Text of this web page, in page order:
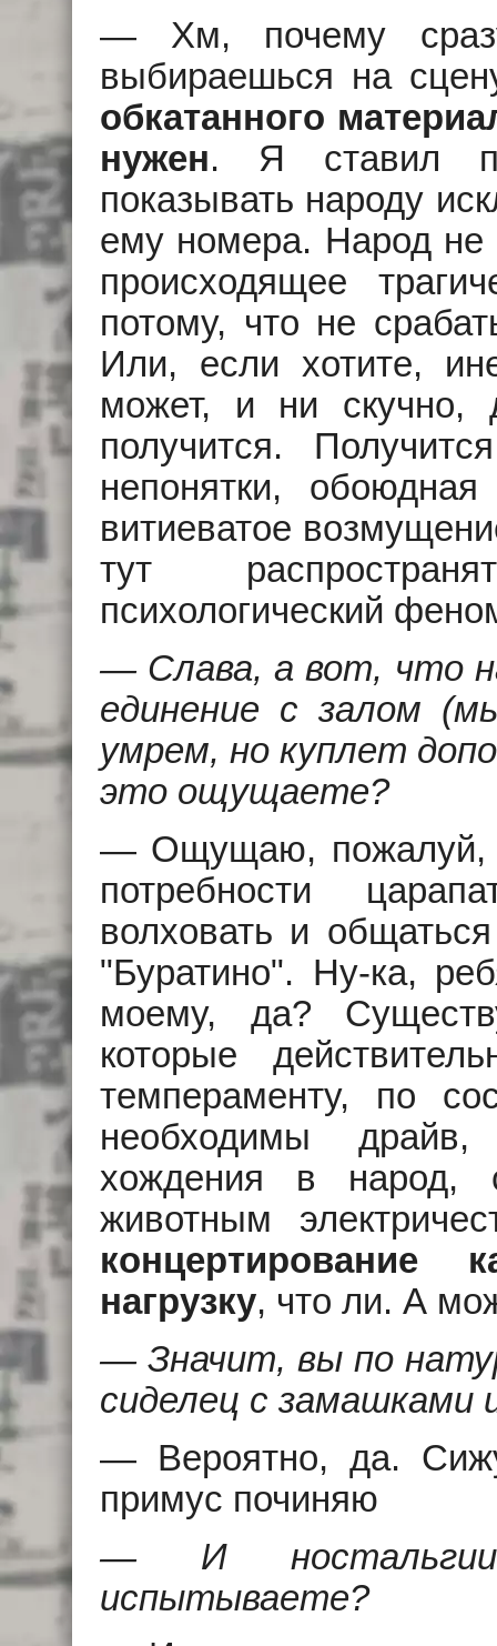
— Хм, почему
выбираешься на
обкатанного
нужен. Я ставил
показывать народу
ему номера. Hарод не
происходящее
потому, что не
Или, если хотите,
может, и ни скучно,
получится.
непонятки,
витиеватое
тут
психологический
— Слава, а вот, что
единение с залом
умрем, но куплет
это ощущаете?
— Ощущаю, пожалуй,
потребности
волховать и
"Буратино". Hу-ка,
моему, да?
которые
темпераменту, по
необходимы драйв,
хождения в народ,
животным
концертирование
нагрузку, что ли. А
— Значит, вы по
сиделец с замашками
— Вероятно, да.
примус починяю
— И
испытываете?